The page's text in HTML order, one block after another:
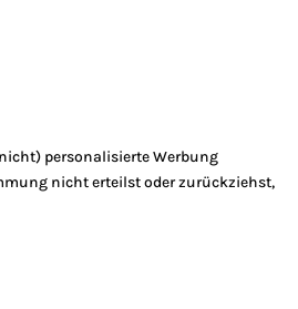
personalisierte Werbung
nicht erteilst oder zurückziehst,